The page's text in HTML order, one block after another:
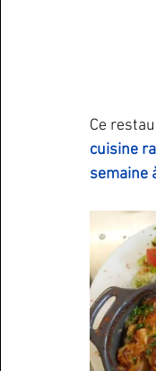
Ce
cuisine
semaine